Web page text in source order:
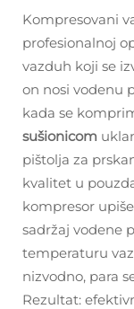
Kompresovani
profesionalnoj
vazduh koji se
on nosi vodenu
kada se
sušionicom
pištolja za
kvalitet u
kompresor
sadržaj vodene
temperaturu
nizvodno, para
Rezultat: